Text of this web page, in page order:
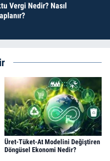
Vergi Nedir? Nasıl
Üret-Tüket-At Modelini Değiştiren
Döngüsel Ekonomi Nedir?